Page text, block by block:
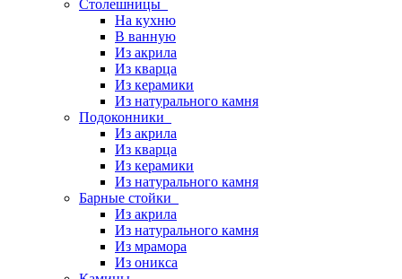
Столешницы
На кухню
В ванную
Из акрила
Из кварца
Из керамики
Из натурального камня
Подоконники
Из акрила
Из кварца
Из керамики
Из натурального камня
Барные стойки
Из акрила
Из натурального камня
Из мрамора
Из оникса